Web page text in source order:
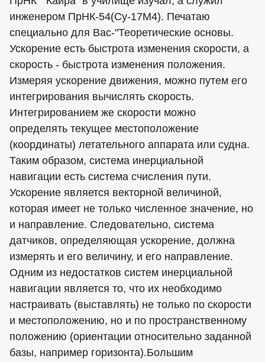
инженером ПрНК-54(Су-17М4). Печатаю
специально для Вас-"Теоретические основы.
Ускорение есть быстрота изменения скорости, а
скорость - быстрота изменения положения.
Измеряя ускорение движения, можно путем его
интегрирования вычислять скорость.
Интегрированием же скорости можно
определять текущее местоположение
(координаты) летательного аппарата или судна.
Таким образом, система инерциальной
навигации есть система счисления пути.
Ускорение является векторной величиной,
которая имеет не только численное значение, но
и направление. Следовательно, система
датчиков, определяющая ускорение, должна
измерять и его величину, и его направление.
Одним из недостатков систем инерциальной
навигации является то, что их необходимо
настраивать (выставлять) не только по скорости
и местоположению, но и по пространственному
положению (ориентации относительно заданной
базы, например горизонта).Большим